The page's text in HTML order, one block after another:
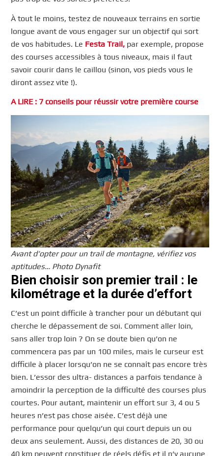
À tout le moins, testez de nouveaux terrains en sortie
longue avant de vous engager sur un objectif qui sort
de vos habitudes. Le Festa Trail, par exemple, propose
des courses accessibles à tous niveaux, mais il faut
savoir courir dans le caillou (sinon, vos pieds vous le
diront assez vite !).
A LIRE : 7 conseils pour réussir votre première course
Avant d’opter pour un trail de montagne, vérifiez vos
aptitudes… Photo Dynafit
Bien choisir son premier trail : le
kilométrage et la durée d’effort
C’est un point difficile à trancher pour un débutant qui
cherche le dépassement de soi. Comment aller loin,
sans aller trop loin ? On se doute bien qu’on ne
commencera pas par un 100 miles, mais le curseur est
difficile à placer lorsqu’on ne se connaît pas encore très
bien. L’essor des ultra- distances a parfois tendance à
amoindrir la perception de la difficulté des courses plus
courtes. Pour autant, maintenir un effort sur 3, 4 ou 5
heures n’est pas chose aisée. C’est déjà une
performance pour quelqu’un qui court depuis un ou
deux ans seulement. Aussi, des distances de 20, 30 ou
40 km peuvent constituer de réels défis et il n’y aucune